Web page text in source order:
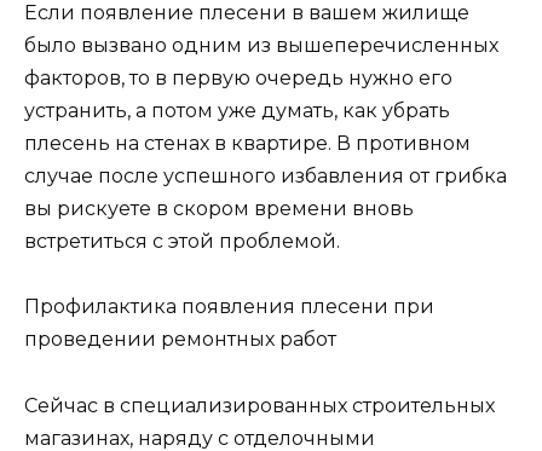
Если появление плесени в вашем жилище
было вызвано одним из вышеперечисленных
факторов, то в первую очередь нужно его
устранить, а потом уже думать, как убрать
плесень на стенах в квартире. В противном
случае после успешного избавления от грибка
вы рискуете в скором времени вновь
встретиться с этой проблемой.
Профилактика появления плесени при
проведении ремонтных работ
Сейчас в специализированных строительных
магазинах, наряду с отделочными